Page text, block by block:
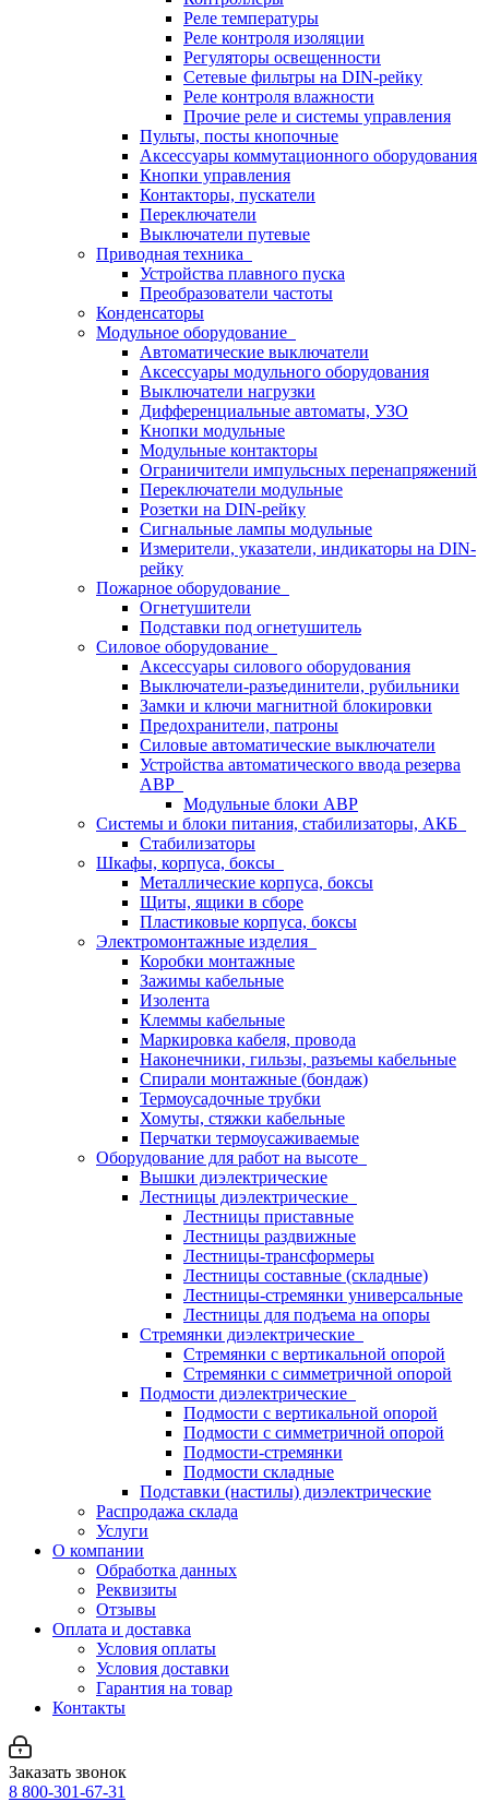
Реле температуры
Реле контроля изоляции
Регуляторы освещенности
Сетевые фильтры на DIN-рейку
Реле контроля влажности
Прочие реле и системы управления
Пульты, посты кнопочные
Аксессуары коммутационного оборудования
Кнопки управления
Контакторы, пускатели
Переключатели
Выключатели путевые
Приводная техника
Устройства плавного пуска
Преобразователи частоты
Конденсаторы
Модульное оборудование
Автоматические выключатели
Аксессуары модульного оборудования
Выключатели нагрузки
Дифференциальные автоматы, УЗО
Кнопки модульные
Модульные контакторы
Ограничители импульсных перенапряжений
Переключатели модульные
Розетки на DIN-рейку
Сигнальные лампы модульные
Измерители, указатели, индикаторы на DIN-
рейку
Пожарное оборудование
Огнетушители
Подставки под огнетушитель
Силовое оборудование
Аксессуары силового оборудования
Выключатели-разъединители, рубильники
Замки и ключи магнитной блокировки
Предохранители, патроны
Силовые автоматические выключатели
Устройства автоматического ввода резерва
АВР
Модульные блоки АВР
Системы и блоки питания, стабилизаторы, АКБ
Стабилизаторы
Шкафы, корпуса, боксы
Металлические корпуса, боксы
Щиты, ящики в сборе
Пластиковые корпуса, боксы
Электромонтажные изделия
Коробки монтажные
Зажимы кабельные
Изолента
Клеммы кабельные
Маркировка кабеля, провода
Наконечники, гильзы, разъемы кабельные
Спирали монтажные (бондаж)
Термоусадочные трубки
Хомуты, стяжки кабельные
Перчатки термоусаживаемые
Оборудование для работ на высоте
Вышки диэлектрические
Лестницы диэлектрические
Лестницы приставные
Лестницы раздвижные
Лестницы-трансформеры
Лестницы составные (складные)
Лестницы-стремянки универсальные
Лестницы для подъема на опоры
Стремянки диэлектрические
Стремянки с вертикальной опорой
Стремянки с симметричной опорой
Подмости диэлектрические
Подмости с вертикальной опорой
Подмости с симметричной опорой
Подмости-стремянки
Подмости складные
Подставки (настилы) диэлектрические
Распродажа склада
Услуги
О компании
Обработка данных
Реквизиты
Отзывы
Оплата и доставка
Условия оплаты
Условия доставки
Гарантия на товар
Контакты
Заказать звонок
8 800-301-67-31